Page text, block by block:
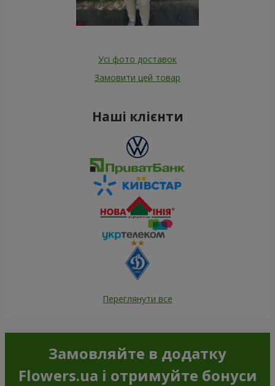
Усі фото доставок
Замовити цей товар
Наші клієнти
Переглянути все
Замовляйте в додатку
Flowers.ua і отримуйте бонуси